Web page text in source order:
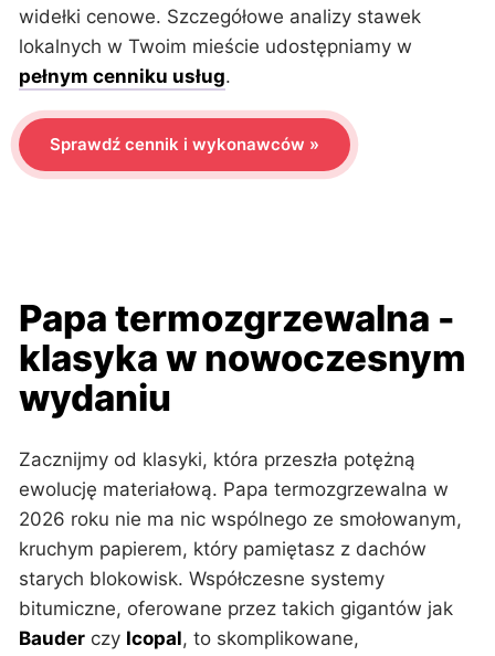
widełki cenowe. Szczegółowe analizy stawek
lokalnych w Twoim mieście udostępniamy w
pełnym cenniku usług.
Sprawdź cennik i wykonawców »
Papa termozgrzewalna -
klasyka w nowoczesnym
wydaniu
Zacznijmy od klasyki, która przeszła potężną
ewolucję materiałową. Papa termozgrzewalna w
2026 roku nie ma nic wspólnego ze smołowanym,
kruchym papierem, który pamiętasz z dachów
starych blokowisk. Współczesne systemy
bitumiczne, oferowane przez takich gigantów jak
Bauder czy Icopal, to skomplikowane,